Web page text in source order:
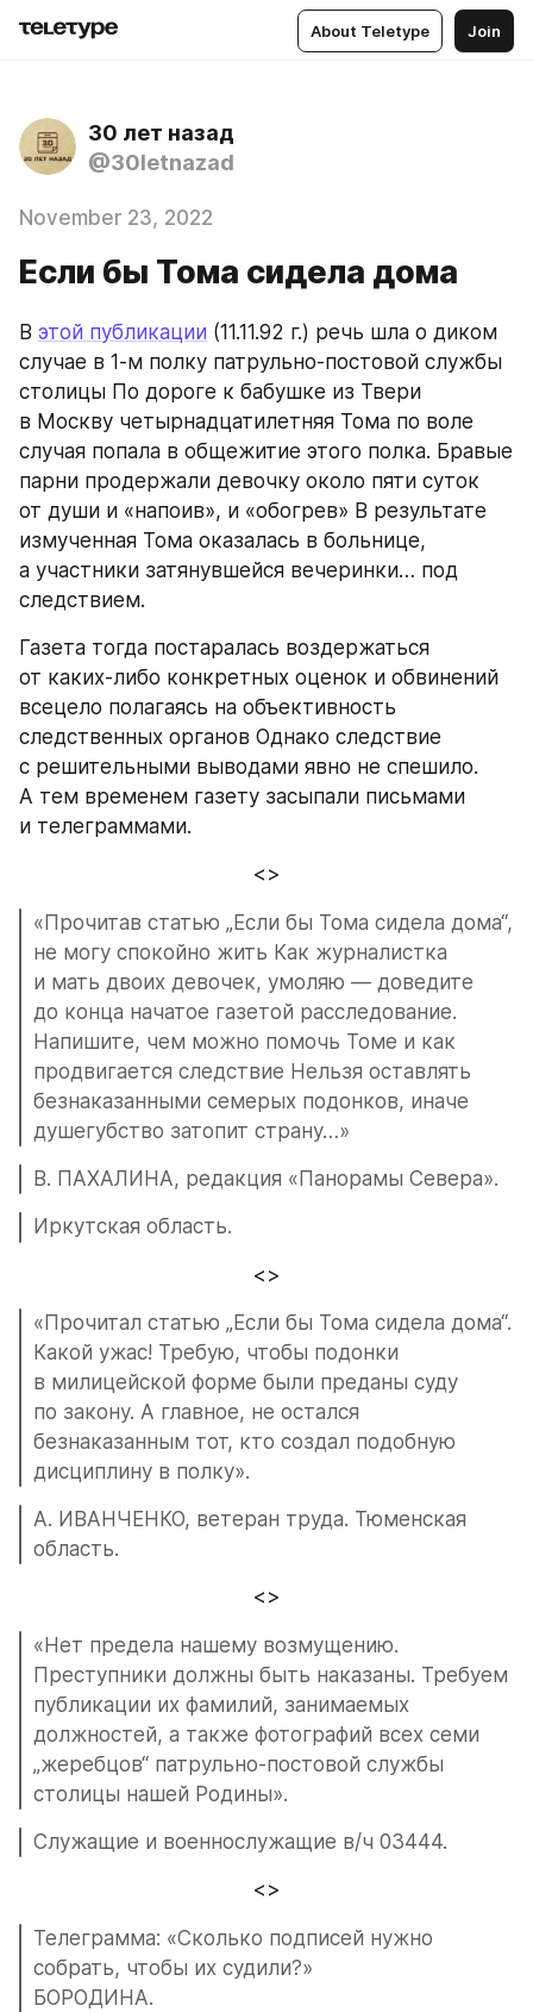
About Teletype Join
30 лет назад
@30letnazad
November 23, 2022
Если бы Тома сидела дома
В этой публикации (11.11.92 г.) речь шла о диком
случае в 1-м полку патрульно-постовой службы
столицы По дороге к бабушке из Твери
в Москву четырнадцатилетняя Тома по воле
случая попала в общежитие этого полка. Бравые
парни продержали девочку около пяти суток
от души и «напоив», и «обогрев» В результате
измученная Тома оказалась в больнице,
а участники затянувшейся вечеринки… под
следствием.
Газета тогда постаралась воздержаться
от каких-либо конкретных оценок и обвинений
всецело полагаясь на объективность
следственных органов Однако следствие
с решительными выводами явно не спешило.
А тем временем газету засыпали письмами
и телеграммами.
<>
«Прочитав статью „Если бы Тома сидела дома“,
не могу спокойно жить Как журналистка
и мать двоих девочек, умоляю — доведите
до конца начатое газетой расследование.
Напишите, чем можно помочь Томе и как
продвигается следствие Нельзя оставлять
безнаказанными семерых подонков, иначе
душегубство затопит страну…»
В. ПАХАЛИНА, редакция «Панорамы Севера».
Иркутская область.
<>
«Прочитал статью „Если бы Тома сидела дома“.
Какой ужас! Требую, чтобы подонки
в милицейской форме были преданы суду
по закону. А главное, не остался
безнаказанным тот, кто создал подобную
дисциплину в полку».
А. ИВАНЧЕНКО, ветеран труда. Тюменская
область.
<>
«Нет предела нашему возмущению.
Преступники должны быть наказаны. Требуем
публикации их фамилий, занимаемых
должностей, а также фотографий всех семи
„жеребцов“ патрульно-постовой службы
столицы нашей Родины».
Служащие и военнослужащие в/ч 03444.
<>
Телеграмма: «Сколько подписей нужно
собрать, чтобы их судили?»
БОРОДИНА.